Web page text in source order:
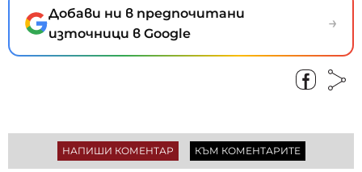
Добави ни в предпочитани
източници в Google
→
НАПИШИ КОМЕНТАР КЪМ КОМЕНТАРИТЕ